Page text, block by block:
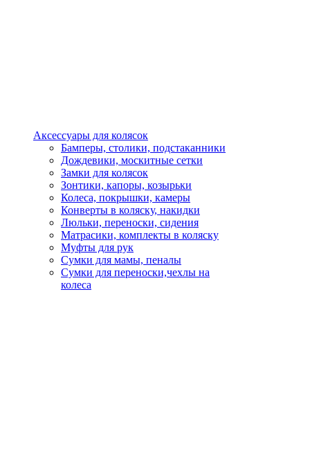
Аксессуары для колясок
Бамперы, столики, подстаканники
Дождевики, москитные сетки
Замки для колясок
Зонтики, капоры, козырьки
Колеса, покрышки, камеры
Конверты в коляску, накидки
Люльки, переноски, сидения
Матрасики, комплекты в коляску
Муфты для рук
Сумки для мамы, пеналы
Сумки для переноски,чехлы на
колеса